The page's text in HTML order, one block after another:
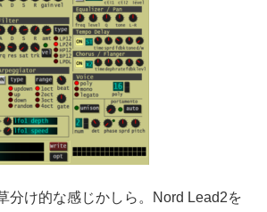
分け的な感じかしら。Nord Lead2を